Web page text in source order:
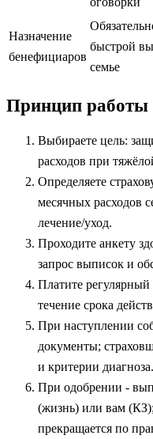
Назначение
бенефициаров
быстрой
семье
Принцип работы
Выбираете цель:
расходов при
Определяете
месячных расходов
лечение/уход.
Проходите анкету
запрос выписок и
Платите
течение срока
При наступлении
документы;
и критерии диагноза.
При одобрении -
(жизнь) или вам
прекращается по